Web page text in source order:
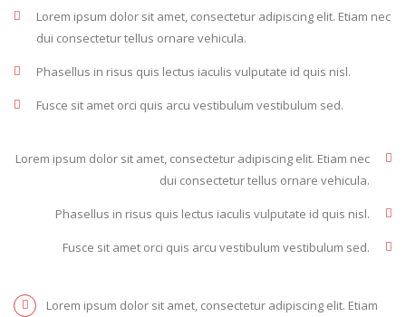
Lorem ipsum dolor sit amet, consectetur adipiscing elit. Etiam nec
dui consectetur tellus ornare vehicula.
Phasellus in risus quis lectus iaculis vulputate id quis nisl.
Fusce sit amet orci quis arcu vestibulum vestibulum sed.
Lorem ipsum dolor sit amet, consectetur adipiscing elit. Etiam nec
dui consectetur tellus ornare vehicula.
Phasellus in risus quis lectus iaculis vulputate id quis nisl.
Fusce sit amet orci quis arcu vestibulum vestibulum sed.
Lorem ipsum dolor sit amet, consectetur adipiscing elit. Etiam